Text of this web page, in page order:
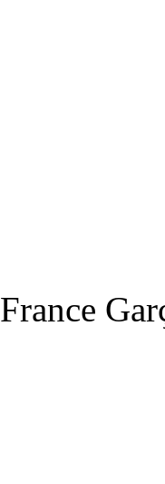
France